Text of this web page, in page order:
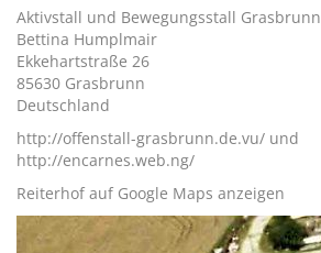
Aktivstall und Bewegungsstall Grasbrunn
Bettina Humplmair
Ekkehartstraße 26
85630 Grasbrunn
Deutschland
http://offenstall-grasbrunn.de.vu/ und
http://encarnes.web.ng/
Reiterhof auf Google Maps anzeigen